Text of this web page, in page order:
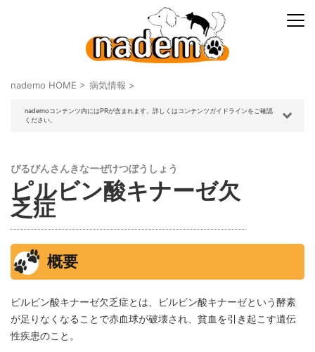
nademo HOME > 病気情報 >
nademoコンテンツ内にはPRが含まれます。詳しくはコンテンツガイドラインをご確認
ください。
ぴるびんさんきなーぜけつぼうしょう
ピルビン酸キナーゼ欠
乏症
概要
ピルビン酸キナーゼ欠乏症とは、ピルビン酸キナーゼという酵素
が足りなくなることで赤血球が破壊され、貧血を引き起こす遺伝
性疾患のこと。